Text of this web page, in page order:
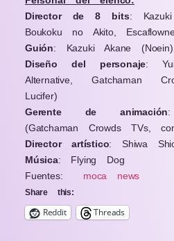
Director de 8 bits:
Boukoku no Akito,
Guión: Kazuki Akane (Noein)
Diseño del personaje:
Alternative, Gatchaman
Lucifer)
Gerente de animación
(Gatchaman Crowds TVs,
Director artístico: Shiwa
Música: Flying Dog
Fuentes: moca news
Share this:
Reddit Threads